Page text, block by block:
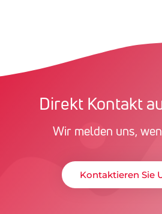
Direkt Kontakt
Wir melden uns,
Kontaktieren Sie